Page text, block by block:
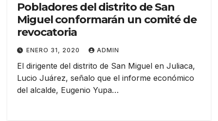
Pobladores del distrito de San
Miguel conformarán un comité de
revocatoria
ENERO 31, 2020 ADMIN
El dirigente del distrito de San Miguel en Juliaca,
Lucio Juárez, señalo que el informe económico
del alcalde, Eugenio Yupa…